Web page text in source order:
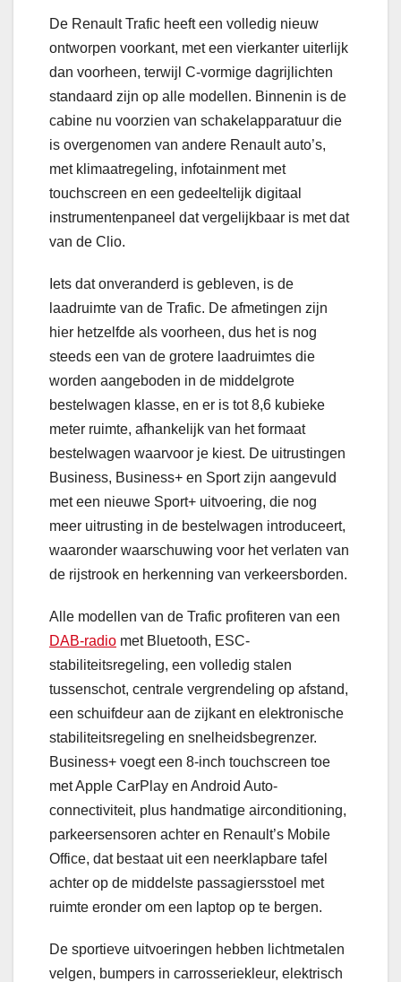
De Renault Trafic heeft een volledig nieuw
ontworpen voorkant, met een vierkanter uiterlijk
dan voorheen, terwijl C-vormige dagrijlichten
standaard zijn op alle modellen. Binnenin is de
cabine nu voorzien van schakelapparatuur die
is overgenomen van andere Renault auto’s,
met klimaatregeling, infotainment met
touchscreen en een gedeeltelijk digitaal
instrumentenpaneel dat vergelijkbaar is met dat
van de Clio.
Iets dat onveranderd is gebleven, is de
laadruimte van de Trafic. De afmetingen zijn
hier hetzelfde als voorheen, dus het is nog
steeds een van de grotere laadruimtes die
worden aangeboden in de middelgrote
bestelwagen klasse, en er is tot 8,6 kubieke
meter ruimte, afhankelijk van het formaat
bestelwagen waarvoor je kiest. De uitrustingen
Business, Business+ en Sport zijn aangevuld
met een nieuwe Sport+ uitvoering, die nog
meer uitrusting in de bestelwagen introduceert,
waaronder waarschuwing voor het verlaten van
de rijstrook en herkenning van verkeersborden.
Alle modellen van de Trafic profiteren van een
DAB-radio met Bluetooth, ESC-
stabiliteitsregeling, een volledig stalen
tussenschot, centrale vergrendeling op afstand,
een schuifdeur aan de zijkant en elektronische
stabiliteitsregeling en snelheidsbegrenzer.
Business+ voegt een 8-inch touchscreen toe
met Apple CarPlay en Android Auto-
connectiviteit, plus handmatige airconditioning,
parkeersensoren achter en Renault’s Mobile
Office, dat bestaat uit een neerklapbare tafel
achter op de middelste passagiersstoel met
ruimte eronder om een ​​laptop op te bergen.
De sportieve uitvoeringen hebben lichtmetalen
velgen, bumpers in carrosseriekleur, elektrisch